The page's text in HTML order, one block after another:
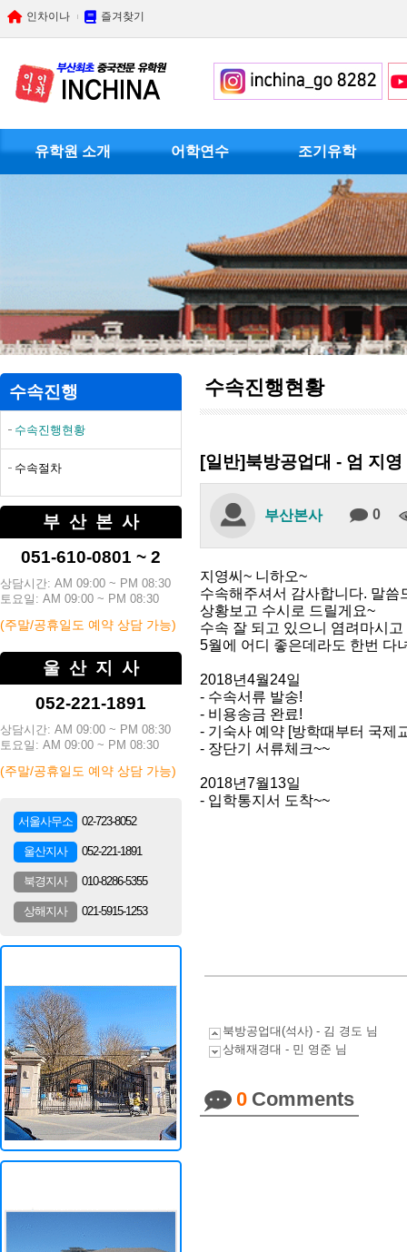
인차이나 즐겨찾기
유학원 소개 어학연수 조기유학
수속진행현황
수속진행
수속진행현황
수속절차
부산본사
051-610-0801 ~ 2
상담시간: AM 09:00 ~ PM 08:30
토요일: AM 09:00 ~ PM 08:30
(주말/공휴일도 예약 상담 가능)
울산지사
052-221-1891
상담시간: AM 09:00 ~ PM 08:30
토요일: AM 09:00 ~ PM 08:30
(주말/공휴일도 예약 상담 가능)
서울사무소 02-723-8052
울산지사 052-221-1891
북경지사 010-8286-5355
상해지사 021-5915-1253
[일반]북방공업대 - 엄 지영
부산본사 0
지영씨~ 니하오~
수속해주셔서 감사합니다. 말
상황보고 수시로 드릴게요~
수속 잘 되고 있으니 염려마시
5월에 어디 좋은데라도 한번 다
2018년4월24일
- 수속서류 발송!
- 비용송금 완료!
- 기숙사 예약 [방학때부터 국제
- 장단기 서류체크~~
2018년7월13일
- 입학통지서 도착~~
북방공업대(석사) - 김 경도 님
상해재경대 - 민 영준 님
0 Comments